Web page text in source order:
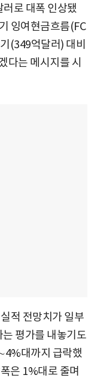
로 대폭 인상됐
잉여현금흐름(FC
(349억달러) 대비
다는 메시지를 시
적 전망치가 일부
평가를 내놓기도
대까지 급락했
은 1%대로 줄며